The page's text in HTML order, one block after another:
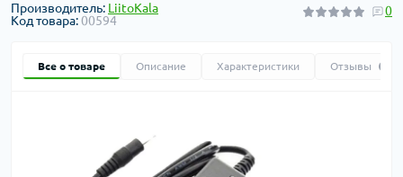
Производитель: LiitoKala
Код товара:00594
0
Все о товаре Описание Характеристики Отзывы